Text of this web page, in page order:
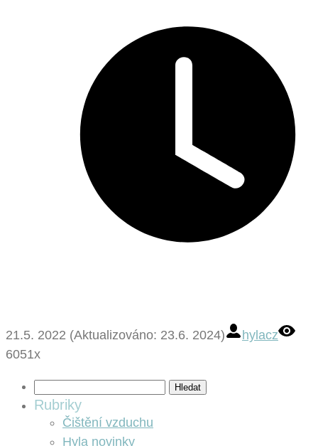
21.5. 2022 (Aktualizováno: 23.6. 2024)
hylacz
6051x
Rubriky
Čištění vzduchu
Hyla novinky